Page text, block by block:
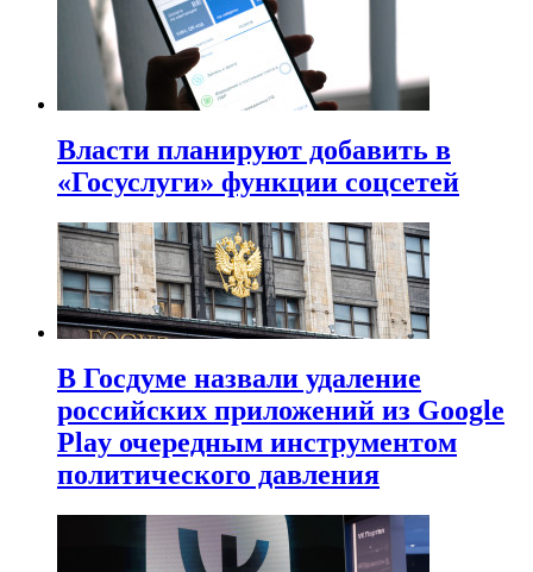
Власти планируют добавить в
«Госуслуги» функции соцсетей
В Госдуме назвали удаление
российских приложений из Google
Play очередным инструментом
политического давления